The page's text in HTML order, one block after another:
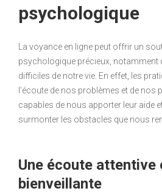
psychologique
La voyance en ligne peut offrir un
psychologique précieux, notamment
difficiles de notre vie. En effet, les
l’écoute de nos problèmes et de
capables de nous apporter leur aide
surmonter les obstacles que nous
Une écoute attentive
bienveillante